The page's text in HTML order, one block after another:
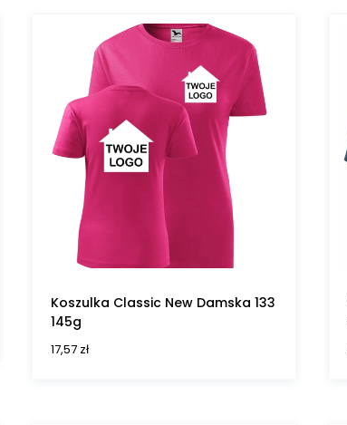
Koszulka Classic New Damska 133
145g
17,57 zł